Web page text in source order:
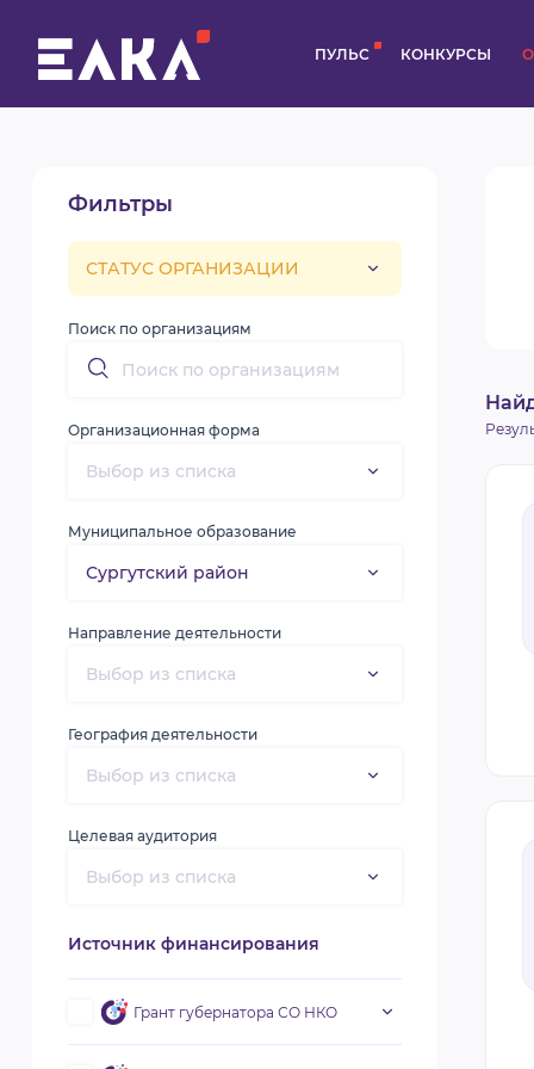
ПУЛЬС КОНКУРСЫ
Фильтры
Поиск по организациям
Организационная форма
Муниципальное образование
Направление деятельности
География деятельности
Целевая аудитория
Источник финансирования
Грант губернатора СО НКО